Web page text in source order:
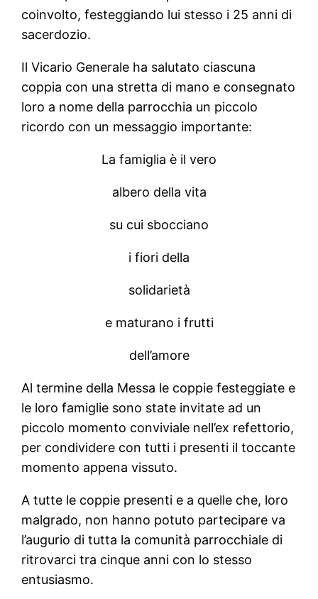
coinvolto, festeggiando lui stesso i 25 anni di
sacerdozio.
Il Vicario Generale ha salutato ciascuna
coppia con una stretta di mano e consegnato
loro a nome della parrocchia un piccolo
ricordo con un messaggio importante:
La famiglia è il vero
albero della vita
su cui sbocciano
i fiori della
solidarietà
e maturano i frutti
dell’amore
Al termine della Messa le coppie festeggiate e
le loro famiglie sono state invitate ad un
piccolo momento conviviale nell’ex refettorio,
per condividere con tutti i presenti il toccante
momento appena vissuto.
A tutte le coppie presenti e a quelle che, loro
malgrado, non hanno potuto partecipare va
l’augurio di tutta la comunità parrocchiale di
ritrovarci tra cinque anni con lo stesso
entusiasmo.